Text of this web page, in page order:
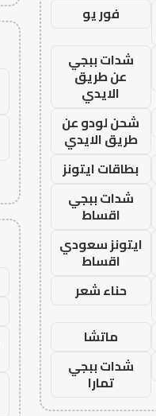
فور يو
شدات ببجي
عن طريق
الايدي
شحن لودو عن
طريق الايدي
بطاقات ايتونز
شدات ببجي
اقساط
ايتونز سعودي
اقساط
حناء شعر
ماتشا
شدات ببجي
تمارا